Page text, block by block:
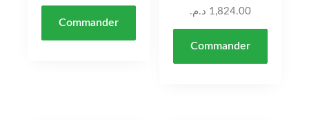
Commander
1,824.00 د.م.
Commander